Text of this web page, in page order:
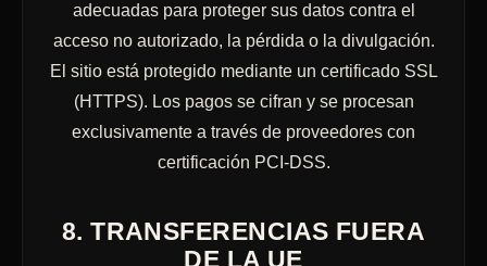
adecuadas para proteger sus datos contra el
acceso no autorizado, la pérdida o la divulgación.
El sitio está protegido mediante un certificado SSL
(HTTPS). Los pagos se cifran y se procesan
exclusivamente a través de proveedores con
certificación PCI-DSS.
8. TRANSFERENCIAS FUERA
DE LA UE